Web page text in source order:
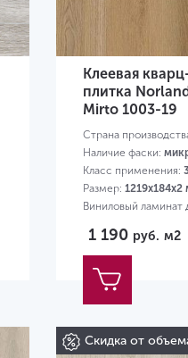
Клеевая
плитка
Mirto 1003-19
Страна
Наличие фаски:
Класс применения:
Размер:
Виниловый ламинат
1 190 руб. м2
Скидка от